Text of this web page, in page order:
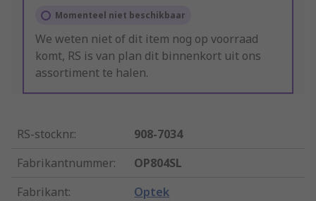
Momenteel niet beschikbaar
We weten niet of dit item nog op voorraad
komt, RS is van plan dit binnenkort uit ons
assortiment te halen.
RS-stocknr.:
908-7034
Fabrikantnummer:
OP804SL
Fabrikant: Optek